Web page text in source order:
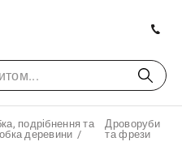
подрібнення та
деревини
Дроворуби
та фрези